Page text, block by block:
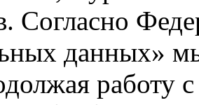
Согласно
данных»
работу